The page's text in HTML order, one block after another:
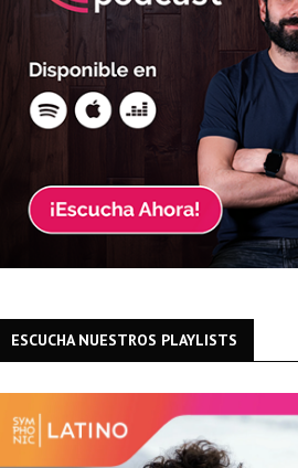
ESCUCHA NUESTROS PLAYLISTS